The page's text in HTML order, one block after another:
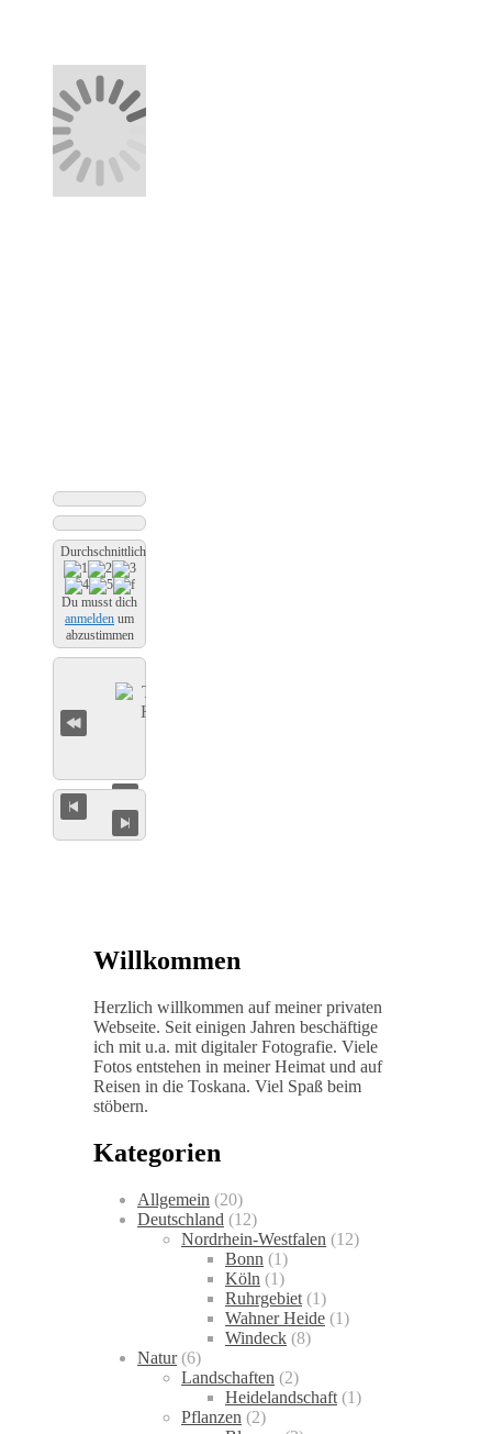
Durchschnittliche Bewertung
Du musst dich
anmelden um
abzustimmen
Willkommen
Herzlich willkommen auf meiner privaten
Webseite. Seit einigen Jahren beschäftige
ich mit u.a. mit digitaler Fotografie. Viele
Fotos entstehen in meiner Heimat und auf
Reisen in die Toskana. Viel Spaß beim
stöbern.
Kategorien
Allgemein (20)
Deutschland (12)
Nordrhein-Westfalen (12)
Bonn (1)
Köln (1)
Ruhrgebiet (1)
Wahner Heide (1)
Windeck (8)
Natur(6)
Landschaften (2)
Heidelandschaft (1)
Pflanzen (2)